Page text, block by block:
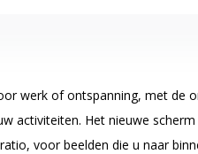
werk of ontspanning, met de
activiteiten. Het nieuwe
voor beelden die u naar